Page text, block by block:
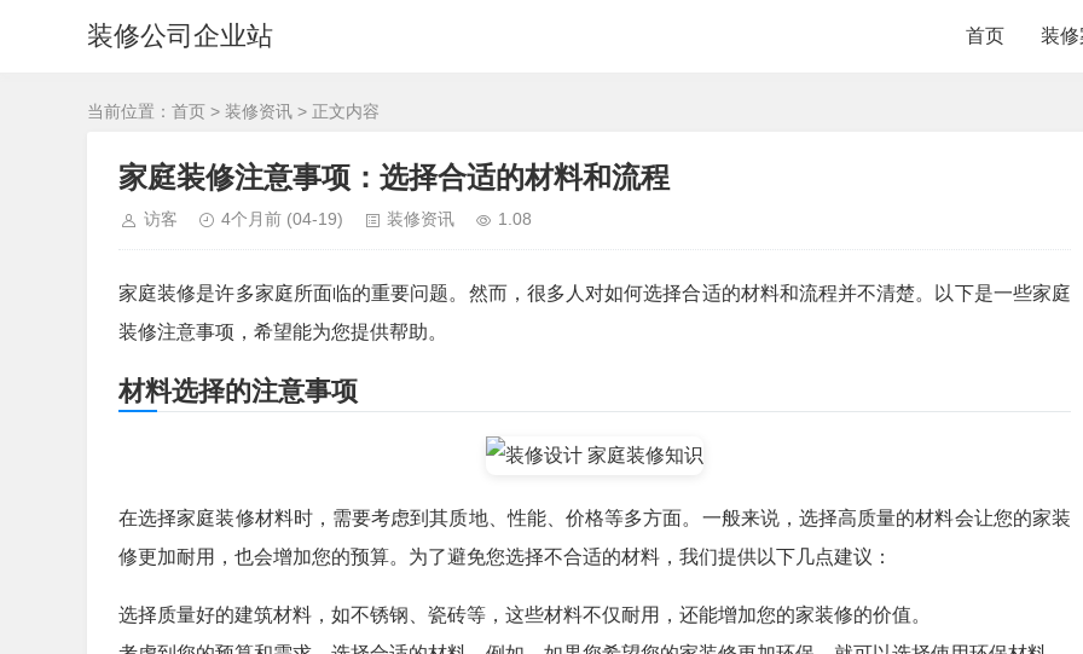
装修公司企业站 首页 装
当前位置： 首页 > 装修资讯 > 正文内容
家庭装修注意事项：选择合适的材料和流程
访客 4个月前 (04-19) 装修资讯 1.08
家庭装修是许多家庭所面临的重要问题。然而，很多人对如何选择合适的材料和流程并不清楚。以下是一些家庭
装修注意事项，希望能为您提供帮助。
材料选择的注意事项
在选择家庭装修材料时，需要考虑到其质地、性能、价格等多方面。一般来说，选择高质量的材料会让您的家装
修更加耐用，也会增加您的预算。为了避免您选择不合适的材料，我们提供以下几点建议：
选择质量好的建筑材料，如不锈钢、瓷砖等，这些材料不仅耐用，还能增加您的家装修的价值。